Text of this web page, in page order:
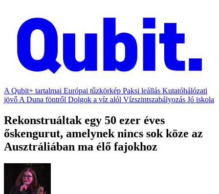
A Qubit+ tartalmai Európai tűzkörkép Paksi leállás Kutatóhálózati
jövő A Duna föntről Dolgok a víz alól Vízszintszabályozás Jó iskola
Rekonstruáltak egy 50 ezer éves
őskengurut, amelynek nincs sok köze az
Ausztráliában ma élő fajokhoz